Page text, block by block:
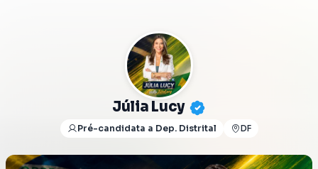
Júlia Lucy
Pré-candidata a Dep. Distrital DF